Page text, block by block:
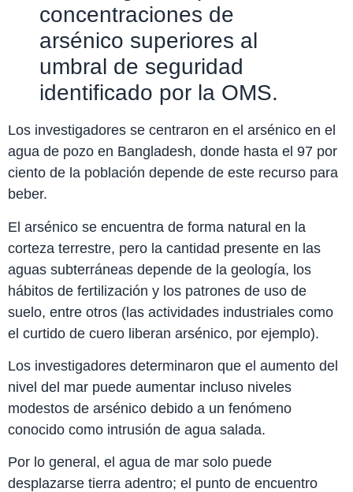
concentraciones de
arsénico superiores al
umbral de seguridad
identificado por la OMS.
Los investigadores se centraron en el arsénico en el
agua de pozo en Bangladesh, donde hasta el 97 por
ciento de la población depende de este recurso para
beber.
El arsénico se encuentra de forma natural en la
corteza terrestre, pero la cantidad presente en las
aguas subterráneas depende de la geología, los
hábitos de fertilización y los patrones de uso de
suelo, entre otros (las actividades industriales como
el curtido de cuero liberan arsénico, por ejemplo).
Los investigadores determinaron que el aumento del
nivel del mar puede aumentar incluso niveles
modestos de arsénico debido a un fenómeno
conocido como intrusión de agua salada.
Por lo general, el agua de mar solo puede
desplazarse tierra adentro; el punto de encuentro